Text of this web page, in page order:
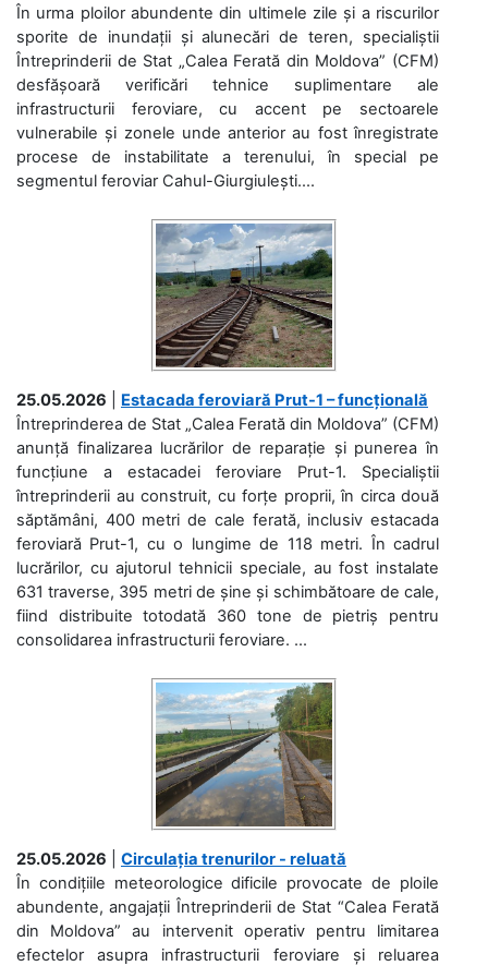
În urma ploilor abundente din ultimele zile și a riscurilor
sporite de inundații și alunecări de teren, specialiștii
Întreprinderii de Stat „Calea Ferată din Moldova” (CFM)
desfășoară verificări tehnice suplimentare ale
infrastructurii feroviare, cu accent pe sectoarele
vulnerabile și zonele unde anterior au fost înregistrate
procese de instabilitate a terenului, în special pe
segmentul feroviar Cahul-Giurgiulești....
25.05.2026
Estacada feroviară Prut-1 – funcțională
Întreprinderea de Stat „Calea Ferată din Moldova” (CFM)
anunță finalizarea lucrărilor de reparație și punerea în
funcțiune a estacadei feroviare Prut-1. Specialiștii
întreprinderii au construit, cu forțe proprii, în circa două
săptămâni, 400 metri de cale ferată, inclusiv estacada
feroviară Prut-1, cu o lungime de 118 metri. În cadrul
lucrărilor, cu ajutorul tehnicii speciale, au fost instalate
631 traverse, 395 metri de șine și schimbătoare de cale,
fiind distribuite totodată 360 tone de pietriș pentru
consolidarea infrastructurii feroviare. ...
25.05.2026
Circulația trenurilor - reluată
În condițiile meteorologice dificile provocate de ploile
abundente, angajații Întreprinderii de Stat “Calea Ferată
din Moldova” au intervenit operativ pentru limitarea
efectelor asupra infrastructurii feroviare și reluarea